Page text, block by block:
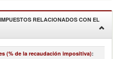
RELACIONADOS CON EL
(% de la recaudación impositiva):